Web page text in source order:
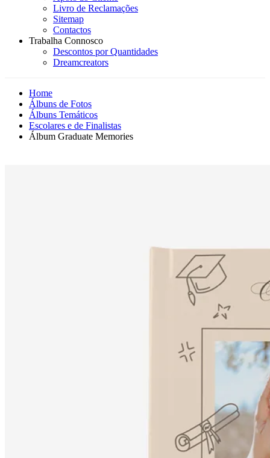
Livro de Reclamações
Sitemap
Contactos
Trabalha Connosco
Descontos por Quantidades
Dreamcreators
Home
Álbuns de Fotos
Álbuns Temáticos
Escolares e de Finalistas
Álbum Graduate Memories